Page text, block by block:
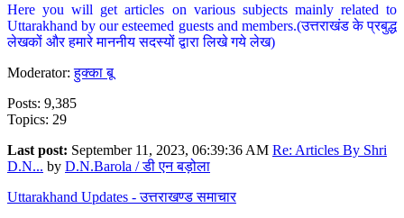
Here you will get articles on various subjects mainly related to
Uttarakhand by our esteemed guests and members.(उत्तराखंड के प्रबुद्ध
लेखकों और हमारे माननीय सदस्यों द्वारा लिखे गये लेख)
Moderator:हुक्का बू
Posts: 9,385
Topics: 29
Last post: September 11, 2023, 06:39:36 AM Re: Articles By Shri
D.N... by D.N.Barola / डी एन बड़ोला
Uttarakhand Updates - उत्तराखण्ड समाचार